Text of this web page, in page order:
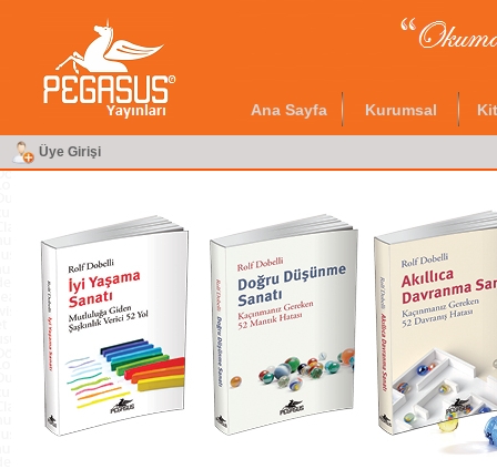
Ana Sayfa Kurumsal
Üye Girişi